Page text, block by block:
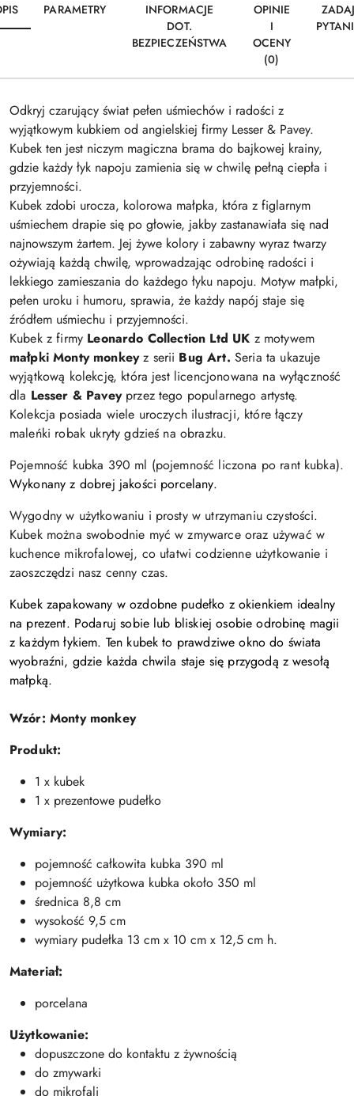
PARAMETRY
INFORMACJE
DOT.
BEZPIECZEŃSTWA
OPINIE
I
OCENY
(0)
Odkryj czarujący świat pełen uśmiechów i radości z
wyjątkowym kubkiem od angielskiej firmy Lesser & Pavey.
Kubek ten jest niczym magiczna brama do bajkowej krainy,
gdzie każdy łyk napoju zamienia się w chwilę pełną ciepła i
przyjemności.
Kubek zdobi urocza, kolorowa małpka, która z figlarnym
uśmiechem drapie się po głowie, jakby zastanawiała się nad
najnowszym żartem. Jej żywe kolory i zabawny wyraz twarzy
ożywiają każdą chwilę, wprowadzając odrobinę radości i
lekkiego zamieszania do każdego łyku napoju. Motyw małpki,
pełen uroku i humoru, sprawia, że każdy napój staje się
źródłem uśmiechu i przyjemności.
Kubek z firmy Leonardo Collection Ltd UK z motywem
małpki Monty monkeyz serii Bug Art. Seria ta ukazuje
wyjątkową kolekcję, która jest licencjonowana na wyłączność
dla Lesser & Paveyprzez tego popularnego artystę.
Kolekcja posiada wiele uroczych ilustracji, które łączy
maleńki robak ukryty gdzieś na obrazku.
Pojemność kubka 390 ml (pojemność liczona po rant kubka).
Wykonany z dobrej jakości porcelany.
Wygodny w użytkowaniu i prosty w utrzymaniu czystości.
Kubek można swobodnie myć w zmywarce oraz używać w
kuchence mikrofalowej, co ułatwi codzienne użytkowanie i
zaoszczędzi nasz cenny czas.
Kubek zapakowany w ozdobne pudełko z okienkiem idealny
na prezent. Podaruj sobie lub bliskiej osobie odrobinę magii
z każdym łykiem. Ten kubek to prawdziwe okno do świata
wyobraźni, gdzie każda chwila staje się przygodą z wesołą
małpką.
Wzór: Monty monkey
Produkt:
1 x kubek
1 x prezentowe pudełko
Wymiary:
pojemność całkowita kubka 390 ml
pojemność użytkowa kubka około 350 ml
średnica 8,8 cm
wysokość 9,5 cm
wymiary pudełka 13 cm x 10 cm x 12,5 cm h.
Materiał:
porcelana
Użytkowanie:
dopuszczone do kontaktu z żywnością
do zmywarki
do mikrofali